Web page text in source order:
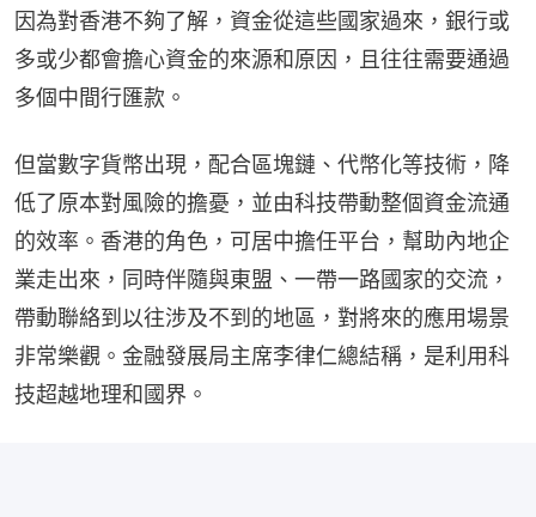
因為對香港不夠了解，資金從這些國家過來，銀行或
多或少都會擔心資金的來源和原因，且往往需要通過
多個中間行匯款。
但當數字貨幣出現，配合區塊鏈、代幣化等技術，降
低了原本對風險的擔憂，並由科技帶動整個資金流通
的效率。香港的角色，可居中擔任平台，幫助內地企
業走出來，同時伴隨與東盟、一帶一路國家的交流，
帶動聯絡到以往涉及不到的地區，對將來的應用場景
非常樂觀。金融發展局主席李律仁總結稱，是利用科
技超越地理和國界。